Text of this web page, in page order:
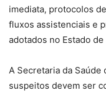
imediata, protocolos
fluxos assistenciais e
adotados no Estado de
A Secretaria da Saúde
suspeitos devem ser